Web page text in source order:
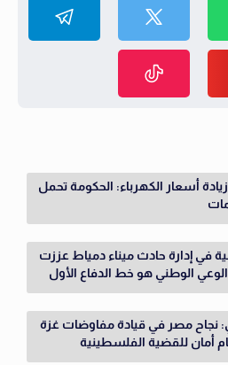
أسعار الكهرباء: الحكومة تحمل
في إدارة حادث ميناء دمياط عززت
الوطني هو خط الدفاع الأول
نجاح مصر في قيادة مفاوضات غزة
أمان للقضية الفلسطينية